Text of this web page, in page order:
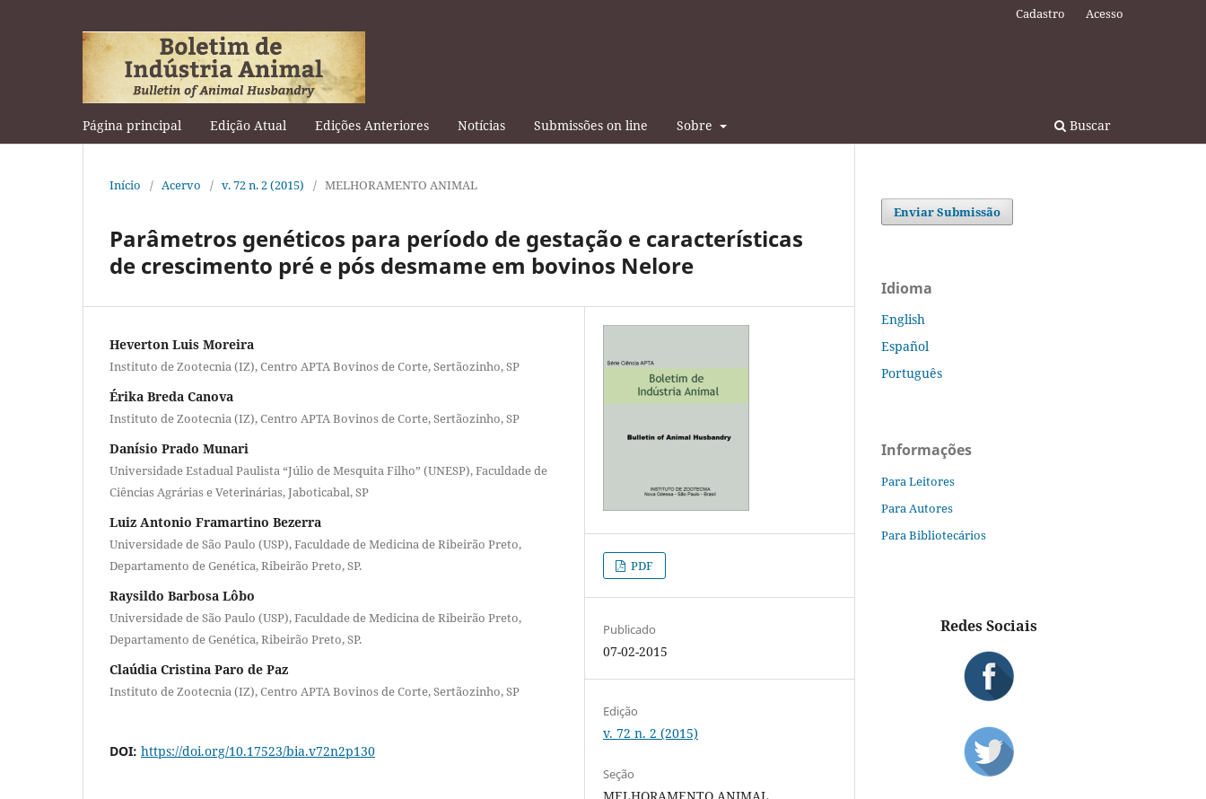
Página principal Edição Atual Edições Anteriores Notícias Submissões on line Sobre Buscar
Cadastro Acesso
Início / Acervo / v. 72 n. 2 (2015) / MELHORAMENTO ANIMAL
Parâmetros genéticos para período de gestação e características
de crescimento pré e pós desmame em bovinos Nelore
Heverton Luis Moreira
Instituto de Zootecnia (IZ), Centro APTA Bovinos de Corte, Sertãozinho, SP
Érika Breda Canova
Instituto de Zootecnia (IZ), Centro APTA Bovinos de Corte, Sertãozinho, SP
Danísio Prado Munari
Universidade Estadual Paulista “Júlio de Mesquita Filho” (UNESP), Faculdade de
Ciências Agrárias e Veterinárias, Jaboticabal, SP
Luiz Antonio Framartino Bezerra
Universidade de São Paulo (USP), Faculdade de Medicina de Ribeirão Preto,
Departamento de Genética, Ribeirão Preto, SP.
Raysildo Barbosa Lôbo
Universidade de São Paulo (USP), Faculdade de Medicina de Ribeirão Preto,
Departamento de Genética, Ribeirão Preto, SP.
Claúdia Cristina Paro de Paz
Instituto de Zootecnia (IZ), Centro APTA Bovinos de Corte, Sertãozinho, SP
DOI: https://doi.org/10.17523/bia.v72n2p130
PDF
Publicado
07-02-2015
Edição
v. 72 n. 2 (2015)
Seção
Enviar Submissão
Idioma
English
Español
Português
Informações
Para Leitores
Para Autores
Para Bibliotecários
Redes Sociais